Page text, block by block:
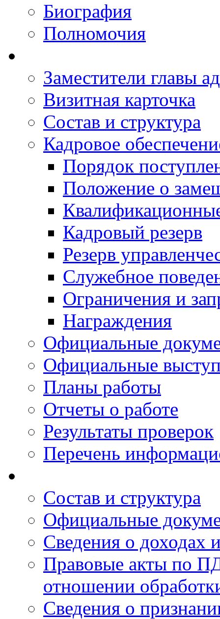
Биография
Полномочия
Заместители главы
Визитная карточка
Состав и структура
Кадровое
Порядок
Положение о
Кадровый резерв
Резерв
Служебное
Ограничения и
Награждения
Официальные
Официальные
Планы работы
Отчеты о работе
Результаты проверок
Перечень
Состав и структура
Официальные
Сведения о доходах
Правовые акты по
отношении
Сведения о